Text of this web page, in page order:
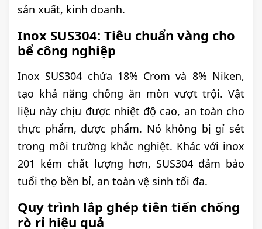
sản xuất, kinh doanh.
Inox SUS304: Tiêu chuẩn vàng cho
bể công nghiệp
Inox SUS304 chứa 18% Crom và 8% Niken,
tạo khả năng chống ăn mòn vượt trội. Vật
liệu này chịu được nhiệt độ cao, an toàn cho
thực phẩm, dược phẩm. Nó không bị gỉ sét
trong môi trường khắc nghiệt. Khác với inox
201 kém chất lượng hơn, SUS304 đảm bảo
tuổi thọ bền bỉ, an toàn vệ sinh tối đa.
Quy trình lắp ghép tiên tiến chống
rò rỉ hiệu quả